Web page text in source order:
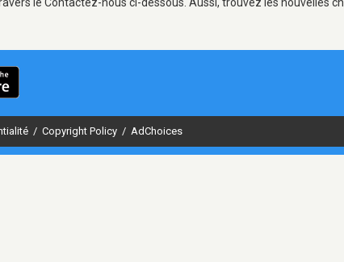
/ Copyright Policy / AdChoices